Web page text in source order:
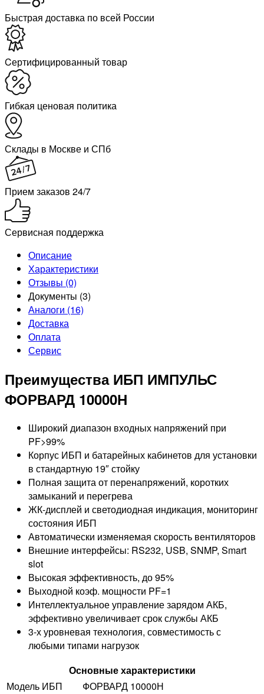
Быстрая доставка по всей России
Cертифицированный товар
Гибкая ценовая политика
Склады в Москве и СПб
Прием заказов 24/7
Сервисная поддержка
Описание
Характеристики
Отзывы (0)
Документы (3)
Аналоги (16)
Доставка
Оплата
Сервис
Преимущества ИБП ИМПУЛЬС
ФОРВАРД 10000Н
Широкий диапазон входных напряжений при
PF>99%
Корпус ИБП и батарейных кабинетов для установки
в стандартную 19″ стойку
Полная защита от перенапряжений, коротких
замыканий и перегрева
ЖК-дисплей и светодиодная индикация, мониторинг
состояния ИБП
Автоматически изменяемая скорость вентиляторов
Внешние интерфейсы: RS232, USB, SNMP, Smart
slot
Высокая эффективность, до 95%
Выходной коэф. мощности PF=1
Интеллектуальное управление зарядом АКБ,
эффективно увеличивает срок службы АКБ
3-х уровневая технология, совместимость с
любыми типами нагрузок
Основные характеристики
Модель ИБП
ФОРВАРД 10000Н